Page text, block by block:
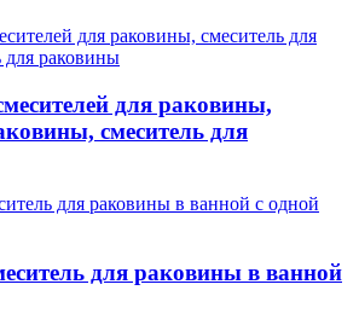
для раковины,
смеситель для
для раковины в ванной